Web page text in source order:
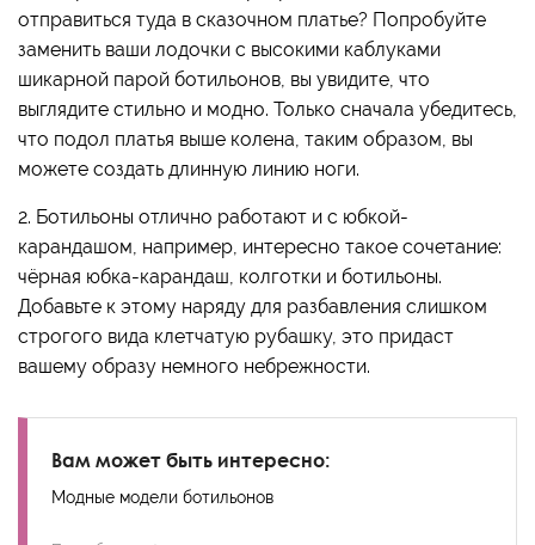
отправиться туда в сказочном платье? Попробуйте
заменить ваши лодочки с высокими каблуками
шикарной парой ботильонов, вы увидите, что
выглядите стильно и модно. Только сначала убедитесь,
что подол платья выше колена, таким образом, вы
можете создать длинную линию ноги.
2. Ботильоны отлично работают и с юбкой-
карандашом, например, интересно такое сочетание:
чёрная юбка-карандаш, колготки и ботильоны.
Добавьте к этому наряду для разбавления слишком
строгого вида клетчатую рубашку, это придаст
вашему образу немного небрежности.
Вам может быть интересно:
Модные модели ботильонов